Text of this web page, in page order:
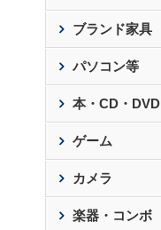
ブランド家具
パソコン等
本・CD・DVD
ゲーム
カメラ
楽器・コンボ